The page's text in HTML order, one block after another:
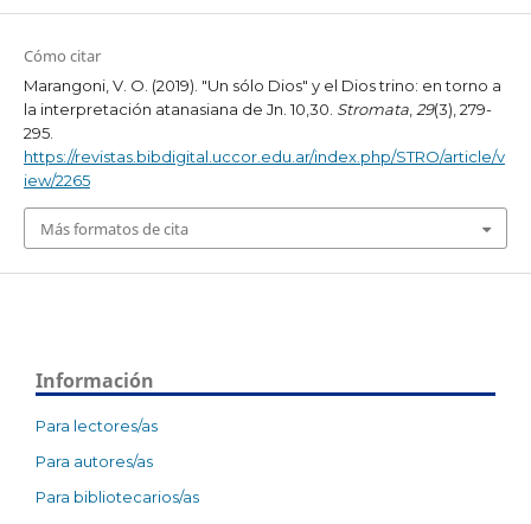
Cómo citar
Marangoni, V. O. (2019). "Un sólo Dios" y el Dios trino: en torno a
la interpretación atanasiana de Jn. 10,30. Stromata,29(3), 279-
295.
https://revistas.bibdigital.uccor.edu.ar/index.php/STRO/article/v
iew/2265
Más formatos de cita
Información
Para lectores/as
Para autores/as
Para bibliotecarios/as